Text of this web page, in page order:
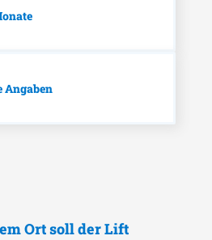
Angaben
Ort soll der Lift